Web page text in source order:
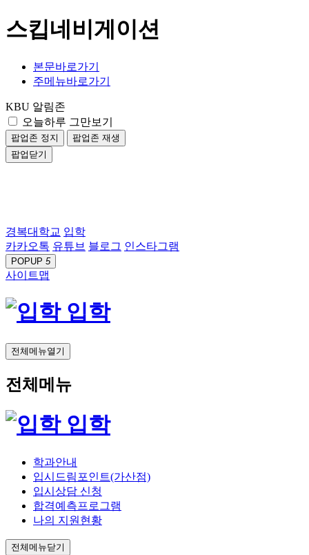
스킵네비게이션
본문바로가기
주메뉴바로가기
KBU 알림존
오늘하루 그만보기
팝업존 정지
팝업존 재생
팝업닫기
경복대학교 입학
카카오톡 유튜브 블로그 인스타그램
POPUP 5
사이트맵
입학
전체메뉴열기
전체메뉴
입학
학과안내
입시드림포인트(가산점)
입시상담 신청
합격예측프로그램
나의 지원현황
전체메뉴닫기